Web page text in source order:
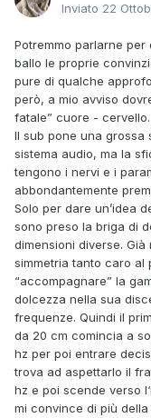
Inviato 22
Potremmo parlarne
ballo le proprie
pure di qualche
però, a mio avviso
fatale” cuore - cervello.
Il sub pone una grossa
sistema audio, ma la
tengono i nervi e i
abbondantemente
Solo per dare un’idea
sono preso la briga di
dimensioni diverse.
simmetria tanto caro al
“accompagnare” la
dolcezza nella sua
frequenze. Quindi il
da 20 cm comincia a
hz per poi entrare
trova ad aspettarlo il
hz e poi scende verso
mi convince di più